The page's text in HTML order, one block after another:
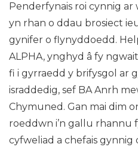
Penderfynais roi cynnig
yn rhan o ddau brosiect
gynifer o flynyddoedd.
ALPHA, ynghyd â fy
fi i gyrraedd y brifysgol ar
israddedig, sef BA Anrh
Chymuned. Gan mai dim
roeddwn i’n gallu rhannu
cyfweliad a chefais gynnig